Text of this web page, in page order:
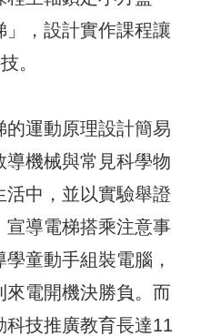
」，設計實作課程讓
。
的運動原理設計簡易
機械與常見科學物
中，並以實驗舉證
宣導電梯搭乘注意事
童動手組裝電腦，
電開機決勝負。而
技推廣教育長達11